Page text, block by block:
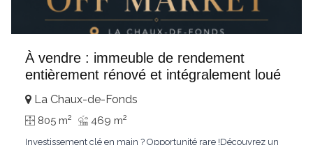
À vendre : immeuble de rendement
entièrement rénové et intégralement loué
La Chaux-de-Fonds
805 m2 469 m2
Investissement clé en main ? Opportunité rare !Découvrez un